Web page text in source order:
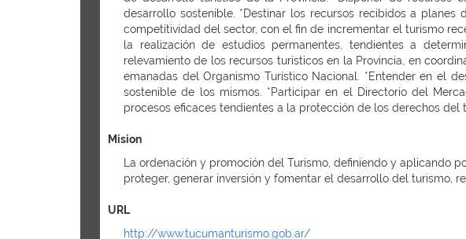
desarrollo sostenible. *Destinar los recursos recibidos a
competitividad del sector, con el fin de incrementar el turismo
la realización de estudios permanentes, tendientes a
relevamiento de los recursos turísticos en la Provincia, en
emanadas del Organismo Turístico Nacional. *Entender en el
sostenible de los mismos. *Participar en el Directorio del
procesos eficaces tendientes a la protección de los derechos
Mision
La ordenación y promoción del Turismo, definiendo y aplicando
proteger, generar inversión y fomentar el desarrollo del turismo,
URL
http://www.tucumanturismo.gob.ar/